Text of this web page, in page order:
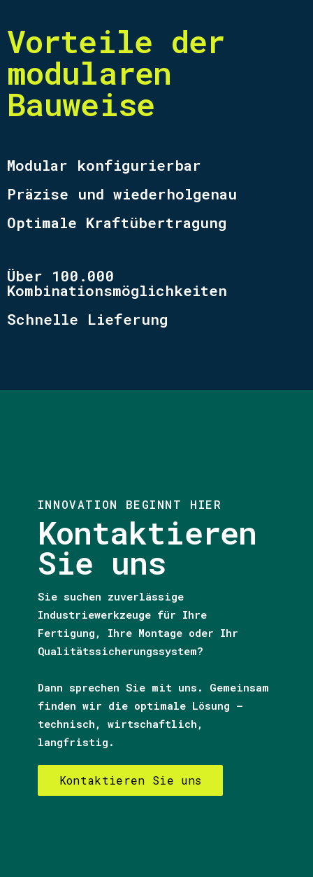
Vorteile der
modularen
Bauweise
Modular konfigurierbar
Präzise und wiederholgenau
Optimale Kraftübertragung
Über 100.000
Kombinationsmöglichkeiten
Schnelle Lieferung
INNOVATION BEGINNT HIER
Kontaktieren
Sie uns
Sie suchen zuverlässige
Industriewerkzeuge für Ihre
Fertigung, Ihre Montage oder Ihr
Qualitätssicherungssystem?
Dann sprechen Sie mit uns. Gemeinsam
finden wir die optimale Lösung –
technisch, wirtschaftlich,
langfristig.
Kontaktieren Sie uns